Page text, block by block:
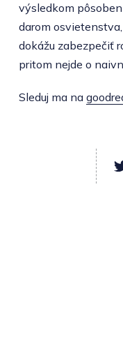
výsledkom
darom
dokážu zabezpečiť
pritom nejde o
Sleduj ma na